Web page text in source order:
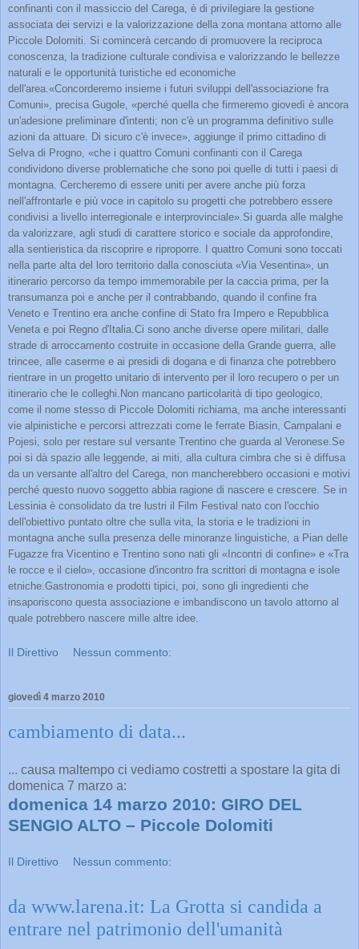
confinanti con il massiccio del Carega, è di privilegiare la gestione
associata dei servizi e la valorizzazione della zona montana attorno alle
Piccole Dolomiti. Si comincerà cercando di promuovere la reciproca
conoscenza, la tradizione culturale condivisa e valorizzando le bellezze
naturali e le opportunità turistiche ed economiche
dell'area.«Concorderemo insieme i futuri sviluppi dell'associazione fra
Comuni», precisa Gugole, «perché quella che firmeremo giovedì è ancora
un'adesione preliminare d'intenti; non c'è un programma definitivo sulle
azioni da attuare. Di sicuro c'è invece», aggiunge il primo cittadino di
Selva di Progno, «che i quattro Comuni confinanti con il Carega
condividono diverse problematiche che sono poi quelle di tutti i paesi di
montagna. Cercheremo di essere uniti per avere anche più forza
nell'affrontarle e più voce in capitolo su progetti che potrebbero essere
condivisi a livello interregionale e interprovinciale».Si guarda alle malghe
da valorizzare, agli studi di carattere storico e sociale da approfondire,
alla sentieristica da riscoprire e riproporre. I quattro Comuni sono toccati
nella parte alta del loro territorio dalla conosciuta «Via Vesentina», un
itinerario percorso da tempo immemorabile per la caccia prima, per la
transumanza poi e anche per il contrabbando, quando il confine fra
Veneto e Trentino era anche confine di Stato fra Impero e Repubblica
Veneta e poi Regno d'Italia.Ci sono anche diverse opere militari, dalle
strade di arroccamento costruite in occasione della Grande guerra, alle
trincee, alle caserme e ai presidi di dogana e di finanza che potrebbero
rientrare in un progetto unitario di intervento per il loro recupero o per un
itinerario che le colleghi.Non mancano particolarità di tipo geologico,
come il nome stesso di Piccole Dolomiti richiama, ma anche interessanti
vie alpinistiche e percorsi attrezzati come le ferrate Biasin, Campalani e
Pojesi, solo per restare sul versante Trentino che guarda al Veronese.Se
poi si dà spazio alle leggende, ai miti, alla cultura cimbra che si è diffusa
da un versante all'altro del Carega, non mancherebbero occasioni e motivi
perché questo nuovo soggetto abbia ragione di nascere e crescere. Se in
Lessinia è consolidato da tre lustri il Film Festival nato con l'occhio
dell'obiettivo puntato oltre che sulla vita, la storia e le tradizioni in
montagna anche sulla presenza delle minoranze linguistiche, a Pian delle
Fugazze fra Vicentino e Trentino sono nati gli «Incontri di confine» e «Tra
le rocce e il cielo», occasione d'incontro fra scrittori di montagna e isole
etniche.Gastronomia e prodotti tipici, poi, sono gli ingredienti che
insaporiscono questa associazione e imbandiscono un tavolo attorno al
quale potrebbero nascere mille altre idee.
Il Direttivo Nessun commento:
giovedì 4 marzo 2010
cambiamento di data...
... causa maltempo ci vediamo costretti a spostare la gita di
domenica 7 marzo a:
domenica 14 marzo 2010: GIRO DEL
SENGIO ALTO – Piccole Dolomiti
Il Direttivo Nessun commento:
da www.larena.it: La Grotta si candida a
entrare nel patrimonio dell'umanità